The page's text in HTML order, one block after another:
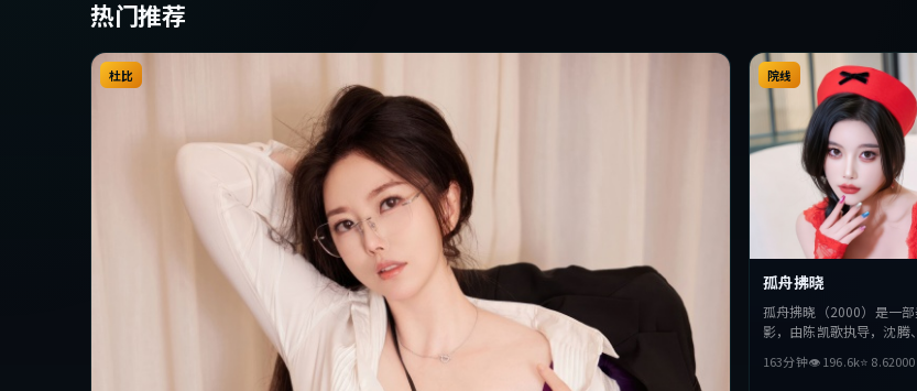
热门推荐
杜比 院线
孤舟拂晓
孤舟拂晓（2000）是一
影，由陈凯歌执导，沈腾
抉择，节奏张弛有度，适
163分钟👁196.6k⭐ 8.62000